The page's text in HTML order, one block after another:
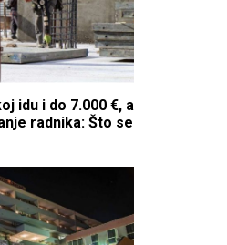
idu i do 7.000 €, a
radnika: Što se